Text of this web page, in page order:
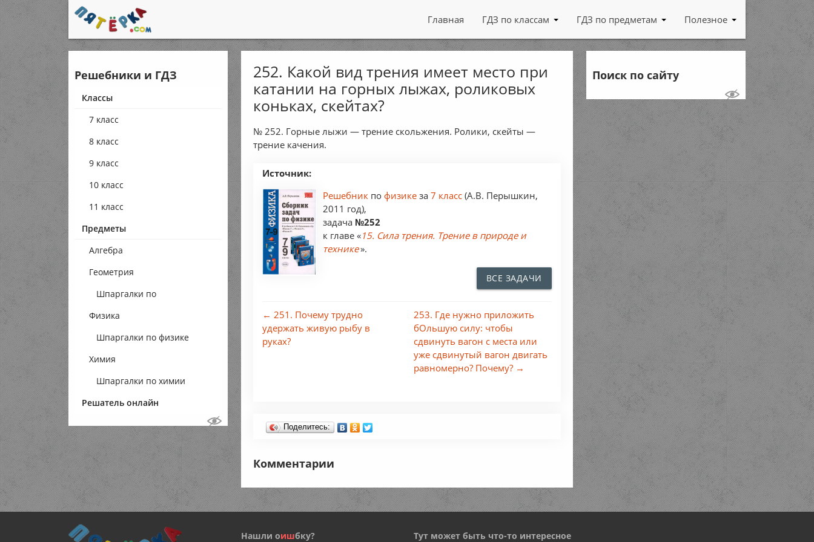
Главная ГДЗ по классам ГДЗ по предметам Полезное
Решебники и ГДЗ
Классы
7 класс
8 класс
9 класс
10 класс
11 класс
Предметы
Алгебра
Геометрия
Шпаргалки по
геометрии
Физика
Шпаргалки по физике
Химия
Шпаргалки по химии
Решатель онлайн
252. Какой вид трения имеет место при
катании на горных лыжах, роликовых
коньках, скейтах?
№ 252. Горные лыжи — трение скольжения. Ролики, скейты —
трение качения.
Источник:
Решебник пофизикеза7 класс (А.В. Перышкин,
2011 год),
задача №252
к главе «15. Сила трения. Трение в природе и
технике».
ВСЕ ЗАДАЧИ
← 251. Почему трудно
удержать живую рыбу в
руках?
253. Где нужно приложить
бОльшую силу: чтобы
сдвинуть вагон с места или
уже сдвинутый вагон двигать
равномерно? Почему? →
Поделитесь:
Комментарии
Поиск по сайту
Нашли оишбку? Тут может быть что-то интересное